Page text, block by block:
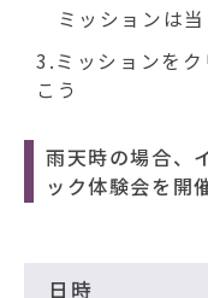
ミッションは
3.ミッションを
こう
雨天時の場合、
ック体験会を開
日時